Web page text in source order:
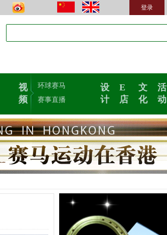
登录
视
频
环球赛马
赛事直播
设
计
E
店
文
化
活
动